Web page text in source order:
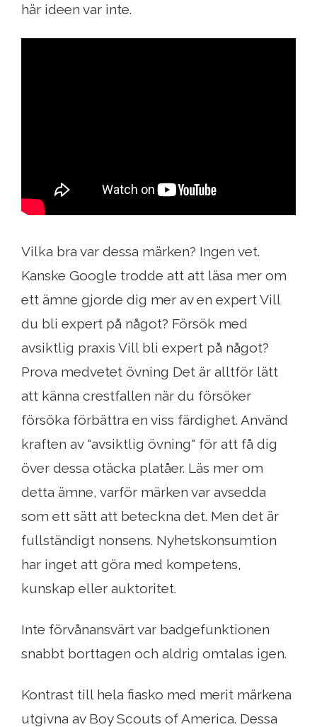
här ideen var inte.
Vilka bra var dessa märken? Ingen vet.
Kanske Google trodde att att läsa mer om
ett ämne gjorde dig mer av en expert Vill
du bli expert på något? Försök med
avsiktlig praxis Vill bli expert på något?
Prova medvetet övning Det är alltför lätt
att känna crestfallen när du försöker
försöka förbättra en viss färdighet. Använd
kraften av "avsiktlig övning" för att få dig
över dessa otäcka platåer. Läs mer om
detta ämne, varför märken var avsedda
som ett sätt att beteckna det. Men det är
fullständigt nonsens. Nyhetskonsumtion
har inget att göra med kompetens,
kunskap eller auktoritet.
Inte förvånansvärt var badgefunktionen
snabbt borttagen och aldrig omtalas igen.
Kontrast till hela fiasko med merit märkena
utgivna av Boy Scouts of America. Dessa